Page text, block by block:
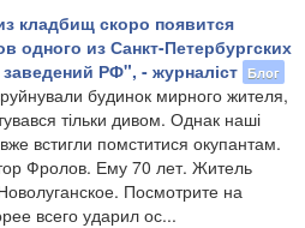
кладбищ скоро появится
одного из Санкт-Петербургских
РФ", - журналіст Блог
будинок мирного жителя,
тільки дивом. Однак наші
вже встигли помститися окупантам.
Фролов. Ему 70 лет. Житель
Посмотрите на
всего ударил ос...